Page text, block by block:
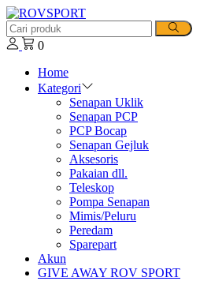
0
Home
Kategori
Senapan Uklik
Senapan PCP
PCP Bocap
Senapan Gejluk
Aksesoris
Pakaian dll.
Teleskop
Pompa Senapan
Mimis/Peluru
Peredam
Sparepart
Akun
GIVE AWAY ROV SPORT